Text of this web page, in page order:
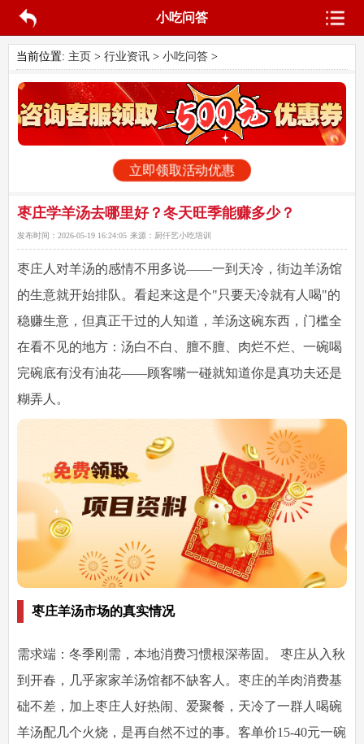
小吃问答
当前位置: 主页 > 行业资讯> 小吃问答>
立即领取活动优惠
枣庄学羊汤去哪里好？冬天旺季能赚多少？
发布时间： 2026-05-19 16:24:05 来源： 厨仟艺小吃培训
枣庄人对羊汤的感情不用多说——一到天冷，街边羊汤馆
的生意就开始排队。看起来这是个"只要天冷就有人喝"的
稳赚生意，但真正干过的人知道，羊汤这碗东西，门槛全
在看不见的地方：汤白不白、膻不膻、肉烂不烂、一碗喝
完碗底有没有油花——顾客嘴一碰就知道你是真功夫还是
糊弄人。
枣庄羊汤市场的真实情况
需求端：冬季刚需，本地消费习惯根深蒂固。
枣庄从入秋
到开春，几乎家家羊汤馆都不缺客人。枣庄的羊肉消费基
础不差，加上枣庄人好热闹、爱聚餐，天冷了一群人喝碗
羊汤配几个火烧，是再自然不过的事。客单价15-40元一碗